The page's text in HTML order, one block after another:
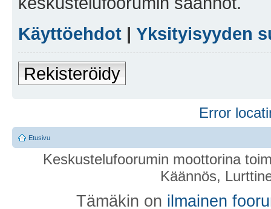
Käyttöehdot | Yksityisyyden
Rekisteröidy
Error
Etusivu
Keskustelufoorumin moottorina
Käännös,
Tämäkin on ilmainen